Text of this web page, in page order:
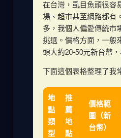
在台灣，虱目魚頭很容
場、超市甚至網路都有
多，我個人偏愛傳統市
挑選。價格方面，一般
頭大約20-50元新台幣
下面這個表格整理了我
地
點
類
型
推
薦
地
點
價格範
圍（新
台幣）